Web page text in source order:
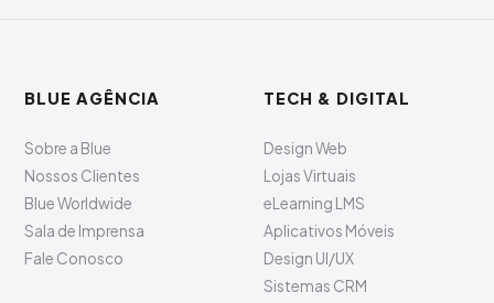
BLUE AGÊNCIA
Sobre a Blue
Nossos Clientes
Blue Worldwide
Sala de Imprensa
Fale Conosco
TECH & DIGITAL
Design Web
Lojas Virtuais
eLearning LMS
Aplicativos Móveis
Design UI/UX
Sistemas CRM